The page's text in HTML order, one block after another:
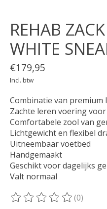
REHAB
WHITE
€179,95
Incl. btw
Combinatie van premium
Zachte leren voering
Comfortabele zool van
Lichtgewicht en flexibel
Uitneembaar voetbed
Handgemaakt
Geschikt voor dagelijks
Valt normaal
De beoordeling van dit
(0)